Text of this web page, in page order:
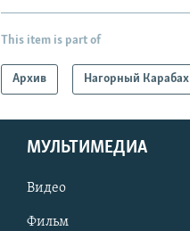
This item is part of
Архив Нагорный Карабах
МУЛЬТИМЕДИА
Видео
Фильм